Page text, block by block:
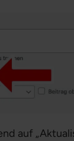
auf